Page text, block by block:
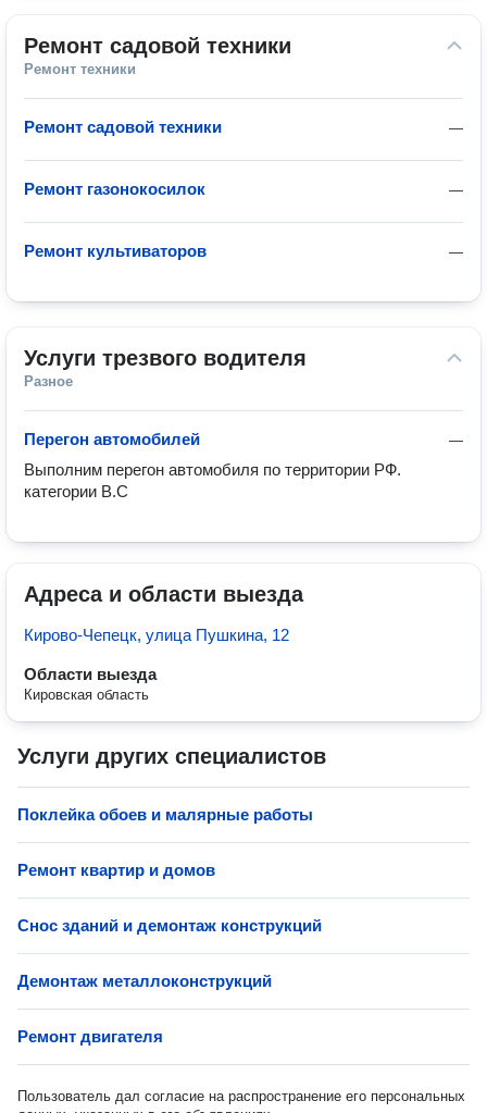
Ремонт садовой техники
Ремонт техники
—
Ремонт садовой техники
—
Ремонт газонокосилок
—
Ремонт культиваторов
Услуги трезвого водителя
Разное
—
Перегон автомобилей
Выполним перегон автомобиля по территории РФ.
категории В.С
Адреса и области выезда
Кирово-Чепецк, улица Пушкина, 12
Области выезда
Кировская область
Услуги других специалистов
Поклейка обоев и малярные работы
Ремонт квартир и домов
Снос зданий и демонтаж конструкций
Демонтаж металлоконструкций
Ремонт двигателя
Пользователь дал согласие на распространение его персональных